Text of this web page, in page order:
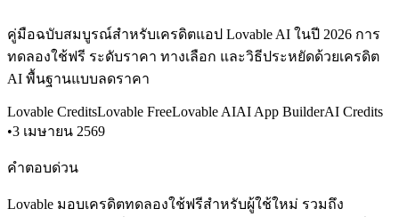
คู่มือฉบับสมบูรณ์สำหรับเครดิตแอป Lovable AI ในปี 2026 การ
ทดลองใช้ฟรี ระดับราคา ทางเลือก และวิธีประหยัดด้วยเครดิต
AI พื้นฐานแบบลดราคา
Lovable CreditsLovable FreeLovable AIAI App BuilderAI Credits
•3 เมษายน 2569
คำตอบด่วน
Lovable มอบเครดิตทดลองใช้ฟรีสำหรับผู้ใช้ใหม่ รวมถึง